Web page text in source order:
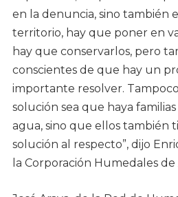
en la denuncia, sino también
territorio, hay que poner en
hay que conservarlos, pero
conscientes de que hay un
importante resolver.
solución sea que haya
agua, sino que ellos también
solución al respecto”, dijo
la Corporación Humedales